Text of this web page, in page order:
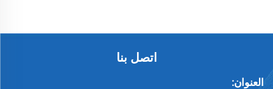
اتصل بنا
العنوان: